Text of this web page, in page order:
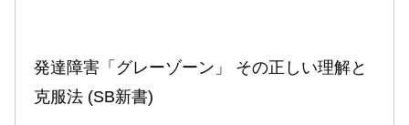
発達障害「グレーゾーン」 その正しい理解と
克服法 (SB新書)